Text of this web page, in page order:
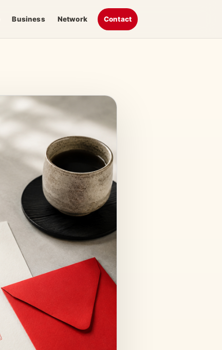
Business Network Contact